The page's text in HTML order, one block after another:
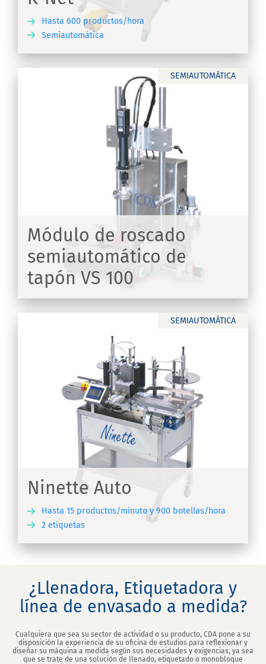
Hasta 600 productos/hora
Semiautomática
SEMIAUTOMÁTICA
Módulo de roscado
semiautomático de
tapón VS 100
SEMIAUTOMÁTICA
Ninette Auto
Hasta 15 productos/minuto y 900 botellas/hora
2 etiquetas
¿Llenadora, Etiquetadora y
línea de envasado a medida?
Cualquiera que sea su sector de actividad o su producto, CDA pone a su
disposición la experiencia de su oficina de estudios para reflexionar y
diseñar su máquina a medida según sus necesidades y exigencias, ya sea
que se trate de una solución de llenado, etiquetado o monobloque